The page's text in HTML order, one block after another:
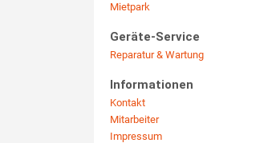
Mietpark
Geräte-Service
Reparatur & Wartung
Informationen
Kontakt
Mitarbeiter
Impressum